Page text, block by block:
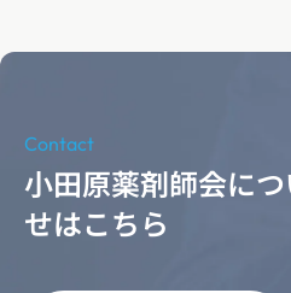
Contact
小田原薬剤師会に
せはこちら